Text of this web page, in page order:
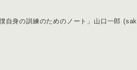
自身の訓練のためのノート」山口一郎